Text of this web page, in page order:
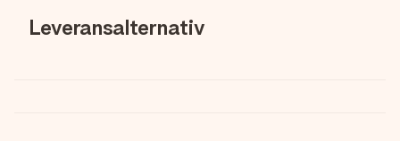
Leveransalternativ